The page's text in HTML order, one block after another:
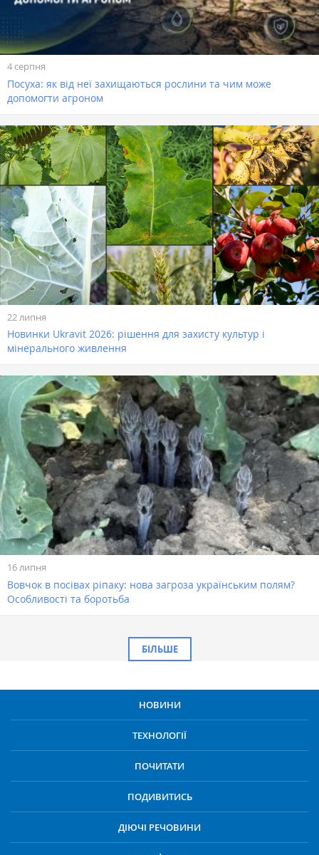
4 серпня
Посуха: як від неї захищаються рослини та чим може
допомогти агроном
22 липня
Новинки Ukravit 2026: рішення для захисту культур і
мінерального живлення
16 липня
Вовчок в посівах ріпаку: нова загроза українським полям?
Особливості та боротьба
БІЛЬШЕ
НОВИНИ
ТЕХНОЛОГІЇ
ПОЧИТАТИ
ПОДИВИТИСЬ
ДІЮЧІ РЕЧОВИНИ